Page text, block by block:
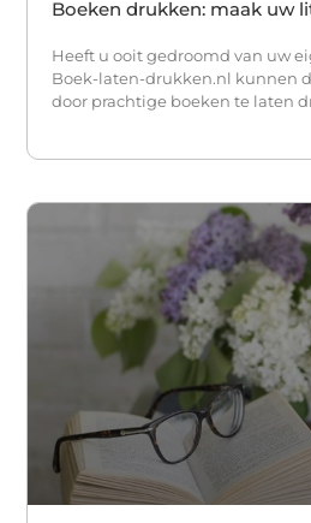
Boeken drukken: maak uw
Heeft u ooit gedroomd van uw
Boek-laten-drukken.nl kunnen
door prachtige boeken te laten